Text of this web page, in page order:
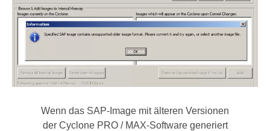
Wenn das SAP-Image mit älteren Versionen
der Cyclone PRO / MAX-Software generiert